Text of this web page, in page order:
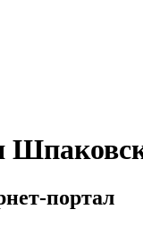
портал